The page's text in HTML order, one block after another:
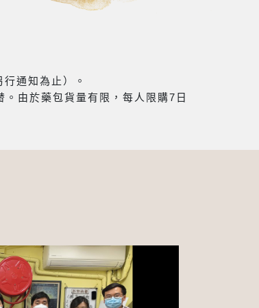
通知為止）。
由於藥包貨量有限，每人限購7日